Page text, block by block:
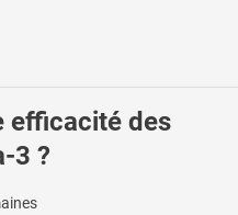
efficacité des
3 ?